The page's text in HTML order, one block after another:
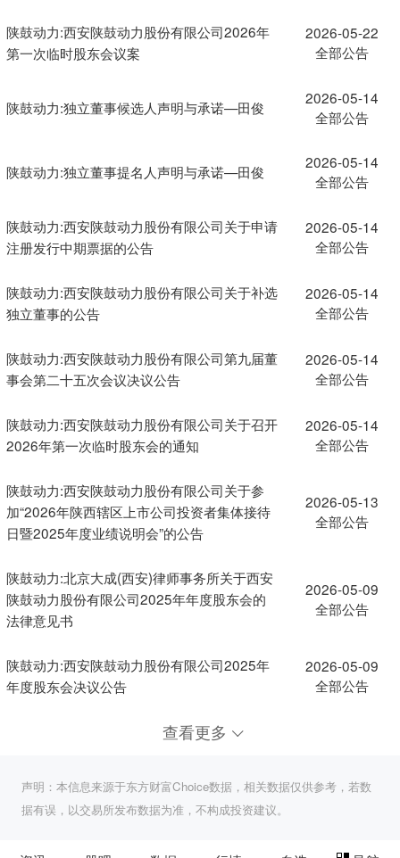
陕鼓动力:西安陕鼓动力股份有限公司2026年
第一次临时股东会议案
2026-05-22
全部公告
陕鼓动力:独立董事候选人声明与承诺—田俊
2026-05-14
全部公告
陕鼓动力:独立董事提名人声明与承诺—田俊
2026-05-14
全部公告
陕鼓动力:西安陕鼓动力股份有限公司关于申请
注册发行中期票据的公告
2026-05-14
全部公告
陕鼓动力:西安陕鼓动力股份有限公司关于补选
独立董事的公告
2026-05-14
全部公告
陕鼓动力:西安陕鼓动力股份有限公司第九届董
事会第二十五次会议决议公告
2026-05-14
全部公告
陕鼓动力:西安陕鼓动力股份有限公司关于召开
2026年第一次临时股东会的通知
2026-05-14
全部公告
陕鼓动力:西安陕鼓动力股份有限公司关于参
加“2026年陕西辖区上市公司投资者集体接待
日暨2025年度业绩说明会”的公告
2026-05-13
全部公告
陕鼓动力:北京大成(西安)律师事务所关于西安
陕鼓动力股份有限公司2025年年度股东会的
法律意见书
2026-05-09
全部公告
陕鼓动力:西安陕鼓动力股份有限公司2025年
年度股东会决议公告
2026-05-09
全部公告
查看更多
声明：本信息来源于东方财富Choice数据，相关数据仅供参考，若数
据有误，以交易所发布数据为准，不构成投资建议。